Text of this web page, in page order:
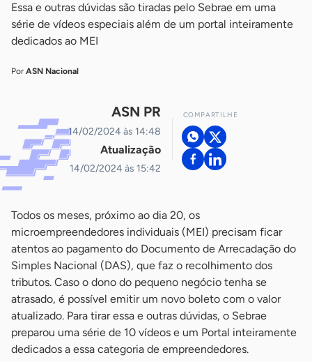
Essa e outras dúvidas são tiradas pelo Sebrae em uma
série de vídeos especiais além de um portal inteiramente
dedicados ao MEI
Por ASN Nacional
ASN PR
14/02/2024 às 14:48
Atualização
14/02/2024 às 15:42
COMPARTILHE
Todos os meses, próximo ao dia 20, os
microempreendedores individuais (MEI) precisam ficar
atentos ao pagamento do Documento de Arrecadação do
Simples Nacional (DAS), que faz o recolhimento dos
tributos. Caso o dono do pequeno negócio tenha se
atrasado, é possível emitir um novo boleto com o valor
atualizado. Para tirar essa e outras dúvidas, o Sebrae
preparou uma série de 10 vídeos e um Portal inteiramente
dedicados a essa categoria de empreendedores.